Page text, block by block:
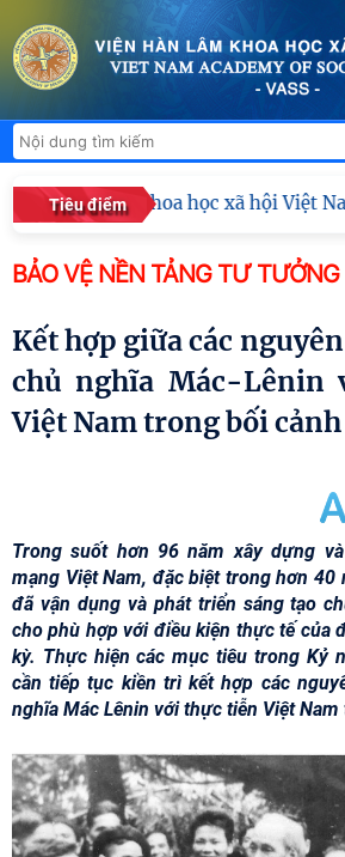
Tiêu điểm
Hàn lâm Khoa học xã hội Việt Nam
BẢO VỆ NỀN TẢNG TƯ
Kết hợp giữa các nguyên lý cơ bản của
chủ nghĩa Mác-Lênin
Việt Nam trong bối
Trong suốt hơn 96 năm xây dựng
mạng Việt Nam, đặc biệt trong hơn
đã vận dụng và phát triển sáng tạo
cho phù hợp với điều kiện thực tế của
kỳ. Thực hiện các mục tiêu trong Kỷ
cần tiếp tục kiền trì kết hợp các
nghĩa Mác Lênin với thực tiễn Việt